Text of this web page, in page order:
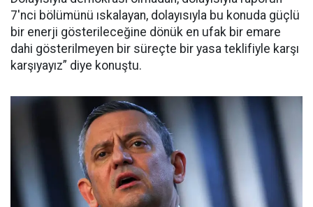
7'nci bölümünü ıskalayan, dolayısıyla bu konuda güçlü
bir enerji gösterileceğine dönük en ufak bir emare
dahi gösterilmeyen bir süreçte bir yasa teklifiyle karşı
karşıyayız” diye konuştu.